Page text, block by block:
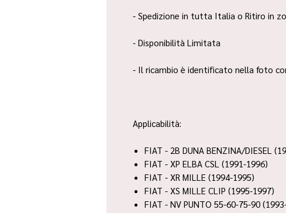
- Spedizione in tutta Italia o Ritiro in
- Disponibilità Limitata
- Il ricambio è identificato nella foto
Applicabilità:
FIAT - 2B DUNA BENZINA/DIESEL
FIAT - XP ELBA CSL (1991-1996)
FIAT - XR MILLE (1994-1995)
FIAT - XS MILLE CLIP (1995-1997)
FIAT - NV PUNTO 55-60-75-90